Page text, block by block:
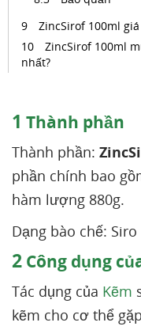
ZincSirof 100ml
ZincSirof 100ml
nhất?
1 Thành phần
Thành phần:
phần chính bao
hàm lượng 880g.
Dạng bào chế: Siro
2 Công dụng
Tác dụng của Kẽm
kẽm cho cơ thể